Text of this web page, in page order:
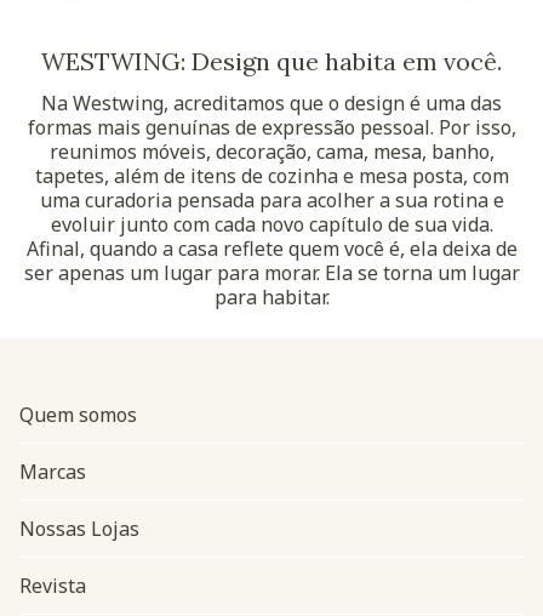
WESTWING: Design que habita em você.
Na Westwing, acreditamos que o design é uma das
formas mais genuínas de expressão pessoal. Por isso,
reunimos móveis, decoração, cama, mesa, banho,
tapetes, além de itens de cozinha e mesa posta, com
uma curadoria pensada para acolher a sua rotina e
evoluir junto com cada novo capítulo de sua vida.
Afinal, quando a casa reflete quem você é, ela deixa de
ser apenas um lugar para morar. Ela se torna um lugar
para habitar.
Quem somos
Marcas
Nossas Lojas
Revista